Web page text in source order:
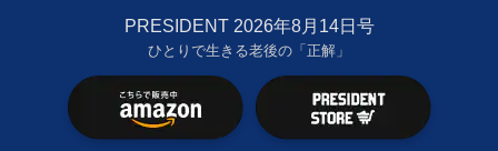
PRESIDENT 2026年8月14日号
ひとりで生きる老後の「正解」